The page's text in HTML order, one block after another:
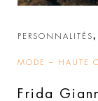
PERSONNALITÉS,
MODE – HAUTE
Frida